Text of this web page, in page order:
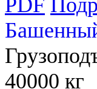
PDF
40000 кг